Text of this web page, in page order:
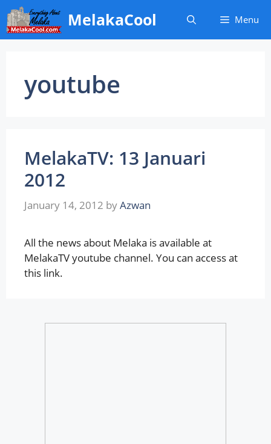
Skip
to
content
MelakaCool Menu
youtube
MelakaTV: 13 Januari
2012
January 14, 2012 byAzwan
All the news about Melaka is available at
MelakaTV youtube channel. You can access at
this link.